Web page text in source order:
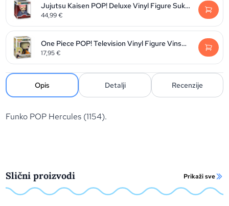
Jujutsu Kaisen POP! Deluxe Vinyl Figure Sukuna 9 cm
44,99€
One Piece POP! Television Vinyl Figure Vinsmoke Sanji 9 cm
17,95€
Opis Detalji Recenzije
Funko POP Hercules (1154).
Slični proizvodi Prikaži sve